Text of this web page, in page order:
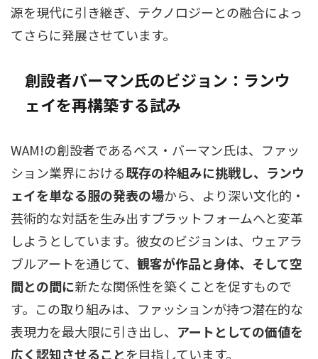
源を現代に引き継ぎ、テクノロジーとの融合によっ
てさらに発展させています。
創設者バーマン氏のビジョン：ランウ
ェイを再構築する試み
WAM!の創設者であるベス・バーマン氏は、ファッ
ション業界における既存の枠組みに挑戦し、ランウ
ェイを単なる服の発表の場から、より深い文化的・
芸術的な対話を生み出すプラットフォームへと変革
しようとしています。彼女のビジョンは、ウェアラ
ブルアートを通じて、 観客が作品と身体、そして空
間との間に新たな関係性を築くことを促すもので
す。この取り組みは、ファッションが持つ潜在的な
表現力を最大限に引き出し、 アートとしての価値を
広く認知させることを目指しています。